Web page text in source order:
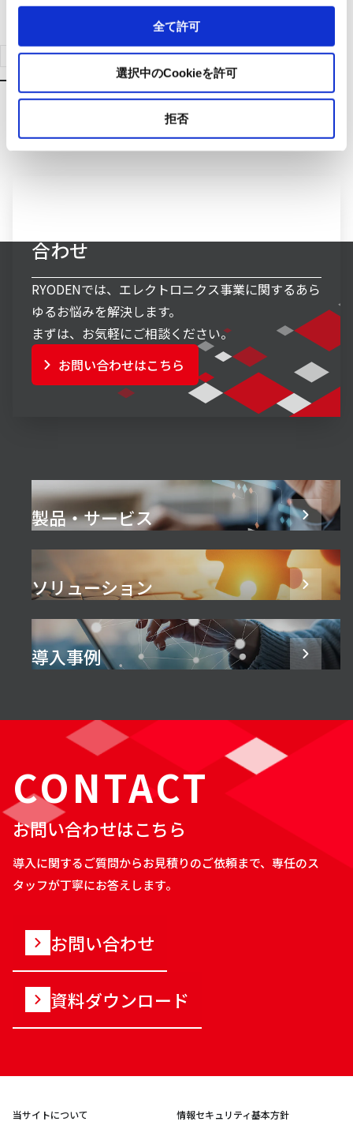
全て許可
選択中のCookieを許可
拒否
製品検索はこちらへ
合わせ
RYODENでは、エレクトロニクス事業に関するあら
ゆるお悩みを解決します。
まずは、お気軽にご相談ください。
お問い合わせはこちら
製品・サービス
ソリューション
導入事例
CONTACT
お問い合わせはこちら
導入に関するご質問からお見積りのご依頼まで、専任のス
タッフが丁寧にお答えします。
お問い合わせ
資料ダウンロード
当サイトについて 情報セキュリティ基本方針